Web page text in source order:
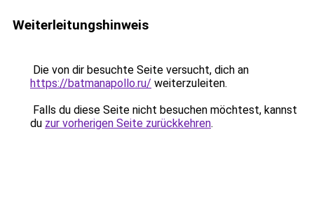
Weiterleitungshinweis
Die von dir besuchte Seite versucht, dich an
https://batmanapollo.ru/ weiterzuleiten.
Falls du diese Seite nicht besuchen möchtest, kannst
du zur vorherigen Seite zurückkehren.